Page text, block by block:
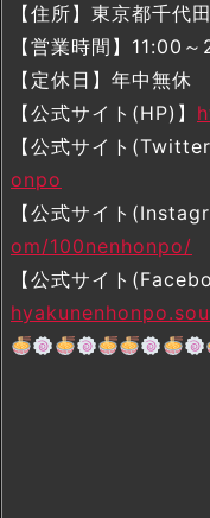
【住所】東京都千代
【営業時間】11:00
【定休日】年中無休
【公式サイト(HP)】
【公式サイト
onpo
【公式サイト
om/100nenhonpo/
【公式サイト